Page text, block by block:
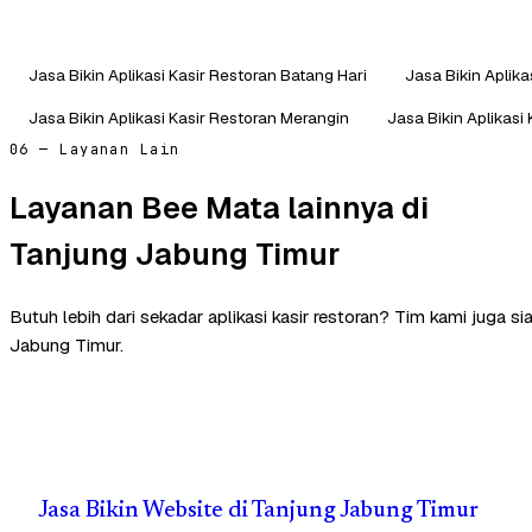
Jasa Bikin Aplikasi Kasir Restoran Batang Hari
Jasa Bikin
Jasa Bikin Aplikasi Kasir Restoran Merangin
Jasa Bikin Aplikasi
06 — Layanan Lain
Layanan Bee Mata lainnya di
Tanjung Jabung Timur
Butuh lebih dari sekadar aplikasi kasir restoran? Tim kami juga
Jabung Timur.
Jasa Bikin Website di Tanjung Jabung Timur